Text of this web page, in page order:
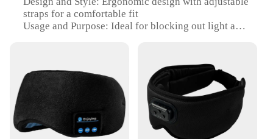
straps for a comfortable fit
Usage and Purpose: Ideal for blocking out light and
Parts and Accessories: Includes Bluetooth earbuds
for a complete sleep experience
Applicable People: Suitable for all, including side
sleepers and travelers
Features: